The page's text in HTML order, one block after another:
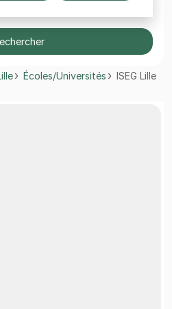
Écoles/Universités ISEG Lille